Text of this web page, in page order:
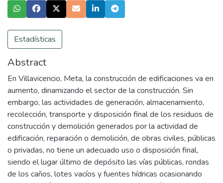
Estadísticas
Abstract
En Villavicencio, Meta, la construcción de edificaciones va en
aumento, dinamizando el sector de la construcción. Sin
embargo, las actividades de generación, almacenamiento,
recolección, transporte y disposición final de los residuos de
construcción y demolición generados por la actividad de
edificación, reparación o demolición, de obras civiles, públicas
o privadas, no tiene un adecuado uso o disposición final,
siendo el lugar último de depósito las vías públicas, rondas
de los caños, lotes vacíos y fuentes hídricas ocasionando